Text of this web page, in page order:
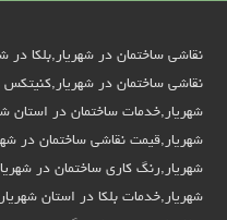
نقاشی ساختمان در شهریار,بلکا در
نقاشی ساختمان در
شهریار,خدمات ساختمان در استان
شهریار,قیمت نقاشی ساختمان در
شهریار,رنگ کاری ساختمان در
شهریار,خدمات بلکا در استان